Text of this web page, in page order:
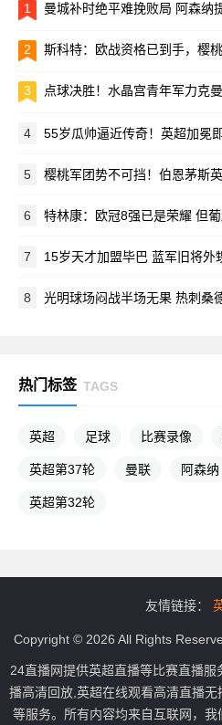
1 曼城补时绝平难挽败局 阿森纳
2 斯科特：欧战资格已到手，樱
3 点球决胜！水晶宫青年军力克
4 55岁瓜帅逼近传奇！英超加冕即比肩弗
5 樱桃军团势不可挡！伯恩茅斯
6 特林康：欧冠8强已是荣耀 但
7 15岁天才加盟毕巴 蓝军旧将外
8 光明球场闷战半场无果 热刺桑
热门标签 TAGS
英超 足球 比赛录像
英超第37轮 曼联 阿森纳
英超第32轮
友情链接：
Copyright © 2026 All Rights
24直播网提供英超直播等比赛直播
播高清回放,英超在线观看高清直播
等服务。所有内容均来自互联网，